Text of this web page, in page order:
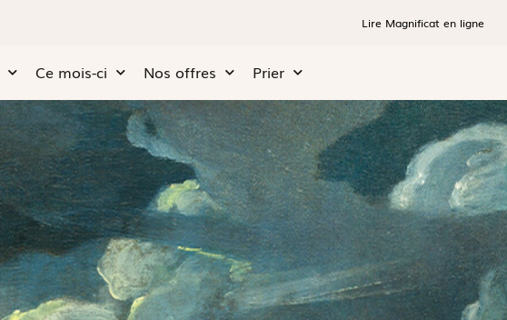
Lire Magnificat en ligne
Ce mois-ci Nos offres Prier